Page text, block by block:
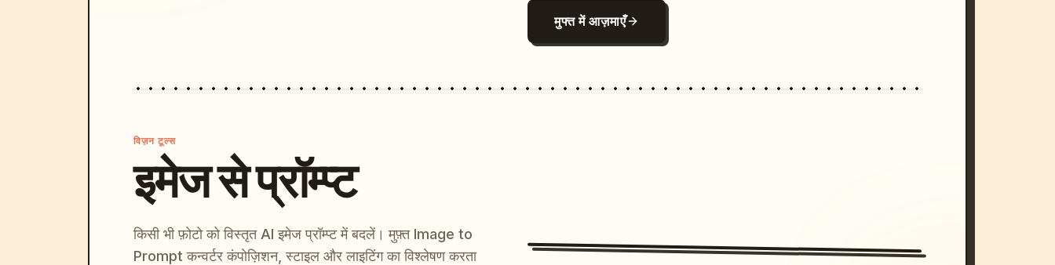
मुफ्त में आज़माएँ
विज़न टूल्स
इमेज से प्रॉम्प्ट
किसी भी फ़ोटो को विस्तृत AI इमेज प्रॉम्प्ट में बदलें। मुफ़्त Image to
Prompt कन्वर्टर कंपोज़िशन, स्टाइल और लाइटिंग का विश्लेषण करता